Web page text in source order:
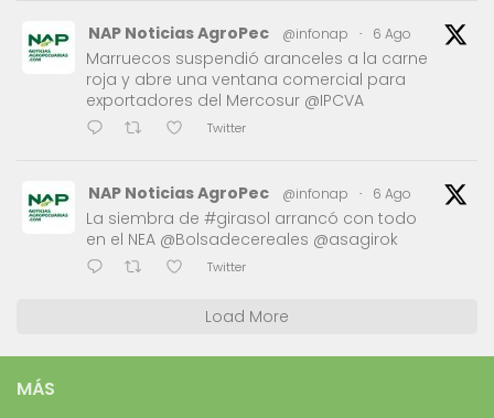
NAP Noticias AgroPec @infonap · 6 Ago
Marruecos suspendió aranceles a la carne
roja y abre una ventana comercial para
exportadores del Mercosur @IPCVA
Twitter
NAP Noticias AgroPec @infonap · 6 Ago
La siembra de #girasol arrancó con todo
en el NEA @Bolsadecereales @asagirok
Twitter
Load More
MÁS